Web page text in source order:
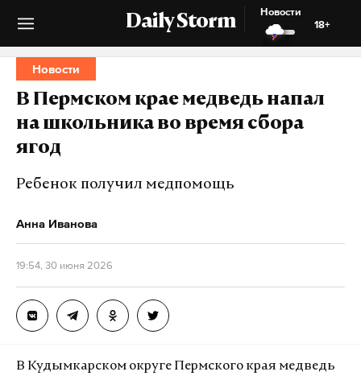
Daily Storm
Новости
18+
Новости
В Пермском крае медведь напал
на школьника во время сбора
ягод
Ребенок получил медпомощь
Анна Иванова
19:54, 30 июня 2026
В Кудымкарском округе Пермского края медведь